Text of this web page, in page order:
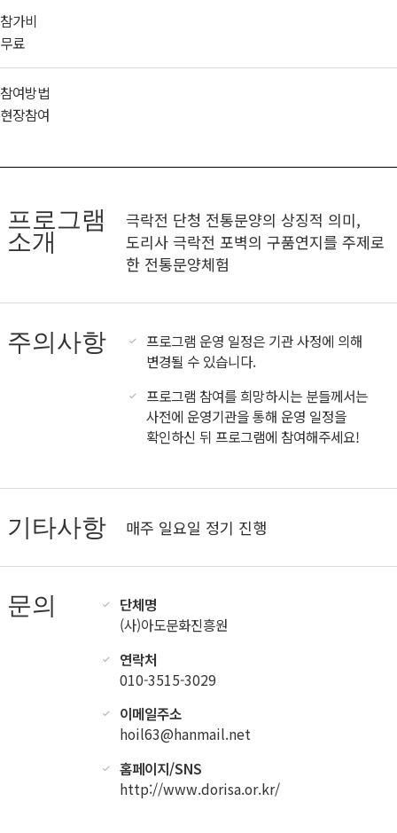
참가비
무료
참여방법
현장참여
프로그램
소개
극락전 단청 전통문양의 상징적 의미,
도리사 극락전 포벽의 구품연지를 주제로
한 전통문양체험
주의사항
프로그램 운영 일정은 기관 사정에 의해
변경될 수 있습니다.
프로그램 참여를 희망하시는 분들께서는
사전에 운영기관을 통해 운영 일정을
확인하신 뒤 프로그램에 참여해주세요!
기타사항 매주 일요일 정기 진행
문의
단체명
(사)아도문화진흥원
연락처
010-3515-3029
이메일주소
hoil63@hanmail.net
홈페이지/SNS
http://www.dorisa.or.kr/